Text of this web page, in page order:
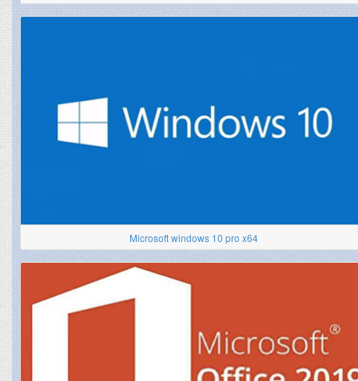
Microsoft windows 10 pro x64